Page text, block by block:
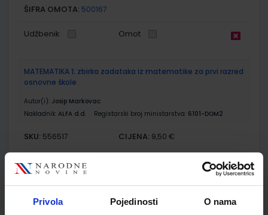
Privola Pojedinosti O nama
ŠIFRA OMOTA: 500167
Udžbenik Omot
MATEMATIKA 1; zbirka zadataka iz matematike za prvi razred
osnovne škole
Autor(i): Josip Markovac
Nakladnik: ALFA d.d. Registarski broj ministarstva: 6101-DOM2
SKU: 556517 CIJENA: 9,50 €
ŠIFRA OMOTA:
Udžbenik Omot